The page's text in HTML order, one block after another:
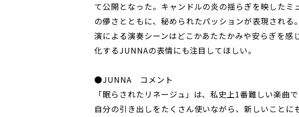
て公開となった。キャンドルの炎の揺らぎを映したミ
の儚さとともに、秘められたパッションが表現される
演による演奏シーンはどこかあたたかみや安らぎを感
化するJUNNAの表情にも注目してほしい。
●JUNNA コメント
「眠らされたリネージュ」は、私史上1番難しい楽曲
自分の引き出しをたくさん使いながら、新しいことに